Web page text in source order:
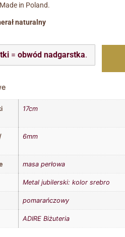
in Poland.
naturalny
= obwód nadgarstka.
17cm
6mm
masa perłowa
Metal jubilerski: kolor srebro
pomarańczowy
ADIRE Biżuteria